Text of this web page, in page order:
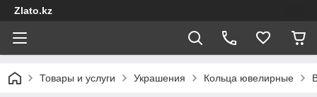
Zlato.kz
Товары и услуги Украшения Кольца ювелирные